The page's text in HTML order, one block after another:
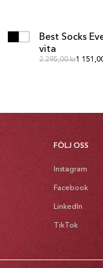
MULTIPACK
Best Socks
vita
Ordinarie pris
2 295,00 kr1
FÖLJ OSS
Instagram
Facebook
LinkedIn
TikTok